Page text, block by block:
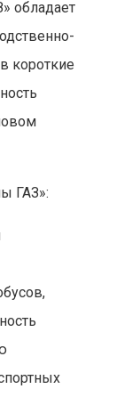
обладает
короткие
ГАЗ»: